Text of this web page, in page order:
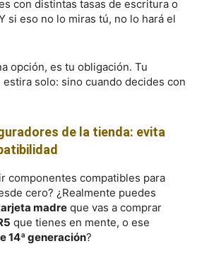
con distintas tasas de escritura o
si eso no lo miras tú, no lo hará el
opción, es tu obligación. Tu
solo: sino cuando decides con
de la tienda: evita
componentes compatibles para
cero? ¿Realmente puedes
madre que vas a comprar
que tienes en mente, o ese
14ª generación?